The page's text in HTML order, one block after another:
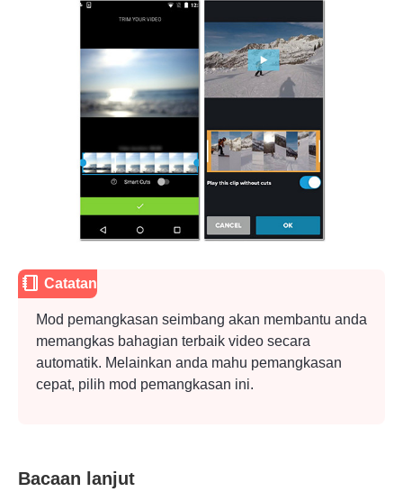
Catatan
Mod pemangkasan seimbang akan membantu anda
memangkas bahagian terbaik video secara
automatik. Melainkan anda mahu pemangkasan
cepat, pilih mod pemangkasan ini.
Bacaan lanjut